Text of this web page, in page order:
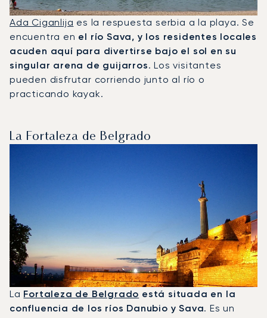
Ada Ciganlija es la respuesta serbia a la playa. Se
encuentra en el río Sava, y los residentes locales
acuden aquí para divertirse bajo el sol en su
singular arena de guijarros. Los visitantes
pueden disfrutar corriendo junto al río o
practicando kayak.
La Fortaleza de Belgrado
La Fortaleza de Belgrado está situada en la
confluencia de los ríos Danubio y Sava. Es un